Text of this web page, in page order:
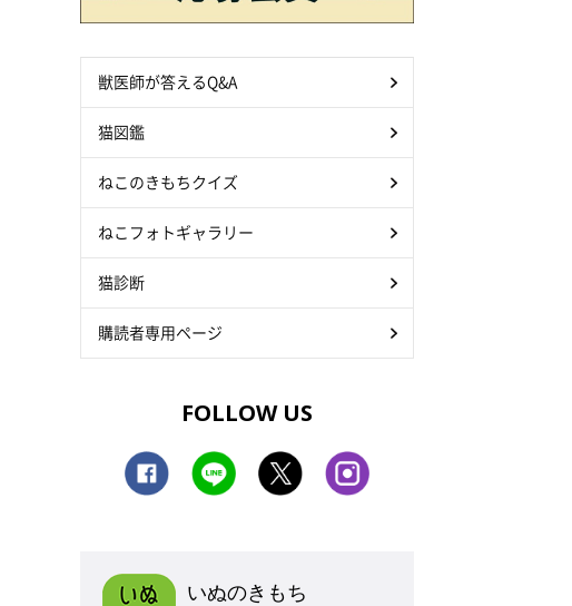
獣医師が答えるQ&A
猫図鑑
ねこのきもちクイズ
ねこフォトギャラリー
猫診断
購読者専用ページ
FOLLOW US
いぬのきもち